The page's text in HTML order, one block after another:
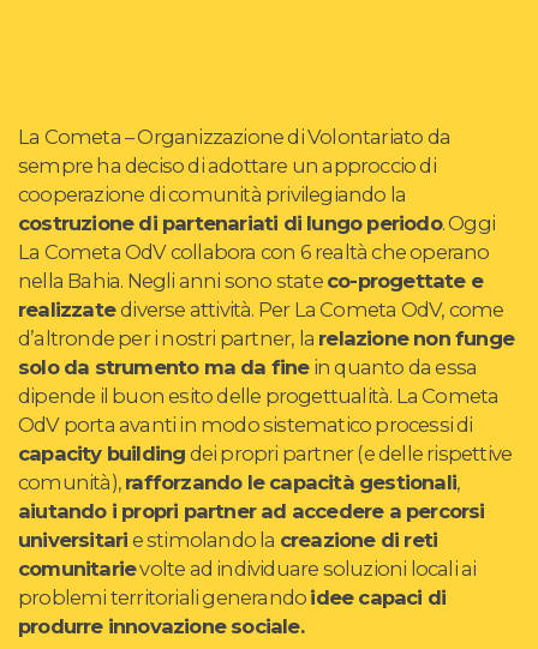
La Cometa – Organizzazione di Volontariato da
sempre ha deciso di adottare un approccio di
cooperazione di comunità privilegiando la
costruzione di partenariati di lungo periodo. Oggi
La Cometa OdV collabora con 6 realtà che operano
nella Bahia. Negli anni sono state co-progettate e
realizzatediverse attività. Per La Cometa OdV, come
d’altronde per i nostri partner, la relazione non funge
solo da strumento ma da finein quanto da essa
dipende il buon esito delle progettualità. La Cometa
OdV porta avanti in modo sistematico processi di
capacity building dei propri partner (e delle rispettive
comunità), rafforzando le capacità gestionali,
aiutando i propri partner ad accedere a percorsi
universitari e stimolando la creazione di reti
comunitarievolte ad individuare soluzioni locali ai
problemi territoriali generando idee capaci di
produrre innovazione sociale.